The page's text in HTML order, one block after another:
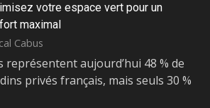
votre espace vert pour un
maximal
Cabus
représentent aujourd’hui 48 % de
privés français, mais seuls 30 %